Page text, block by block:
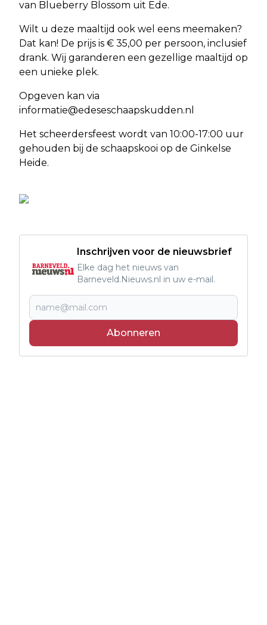
van Blueberry Blossom uit Ede.
Wilt u deze maaltijd ook wel eens meemaken?
Dat kan! De prijs is € 35,00 per persoon, inclusief
drank. Wij garanderen een gezellige maaltijd op
een unieke plek.
Opgeven kan via
informatie@edeseschaapskudden.nl
Het scheerdersfeest wordt van 10:00-17:00 uur
gehouden bij de schaapskooi op de Ginkelse
Heide.
Inschrijven voor de nieuwsbrief
Elke dag het nieuws van
Barneveld.Nieuws.nl in uw e-mail.
Abonneren